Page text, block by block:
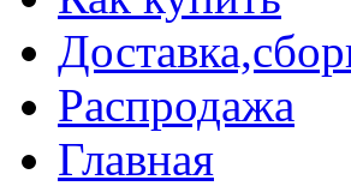
Распродажа
Главная